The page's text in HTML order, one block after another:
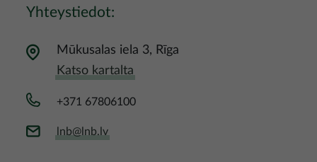
Yhteystiedot:
Mūkusalas iela 3, Rīga
Katso kartalta
+371 67806100
lnb@lnb.lv